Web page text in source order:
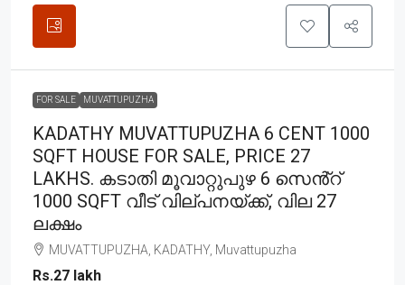
FOR SALE MUVATTUPUZHA
KADATHY MUVATTUPUZHA 6 CENT 1000
SQFT HOUSE FOR SALE, PRICE 27
LAKHS. കടാതി മൂവാറ്റുപുഴ 6 സെൻ്റ്
1000 SQFT വീട് വില്പനയ്ക്ക്, വില 27
ലക്ഷം
MUVATTUPUZHA, KADATHY, Muvattupuzha
Rs.27 lakh